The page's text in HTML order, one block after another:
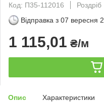
Код: П35-112016
Роздріб
Відправка з 07 вересня
1 115,01 ₴/м
Опис Характеристики